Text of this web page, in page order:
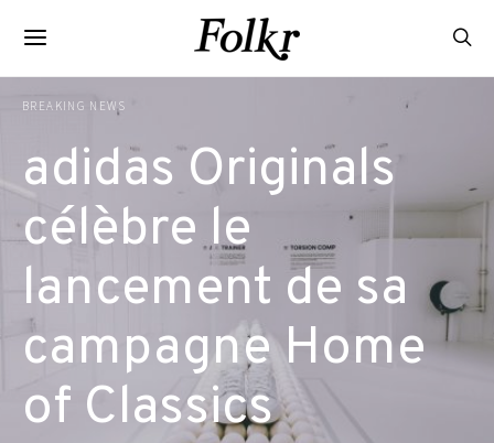
BREAKING NEWS
adidas Originals
célèbre le
lancement de sa
campagne Home
of Classics